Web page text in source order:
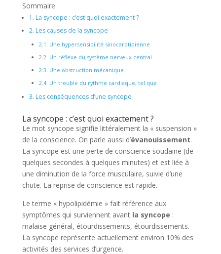
Sommaire
1. La syncope : c’est quoi exactement ?
2. Les causes de la syncope
2.1. Une hypersensibilité sinocarotidienne
2.2. Un réflexe du système nerveux central
2.3. Une obstruction mécanique
2.4. Un trouble du rythme cardiaque, tel que :
3. Les conséquences d’une syncope
La syncope : c’est quoi exactement ?
Le mot syncope signifie littéralement la « suspension »
de la conscience. On parle aussi d’évanouissement.
La syncope est une perte de conscience soudaine (de
quelques secondes à quelques minutes) et est liée à
une diminution de la force musculaire, suivie d’une
chute. La reprise de conscience est rapide.
Le terme « hypolipidémie » fait référence aux
symptômes qui surviennent avant la syncope :
malaise général, étourdissements, étourdissements.
La syncope représente actuellement environ 10% des
activités des services d’urgence.